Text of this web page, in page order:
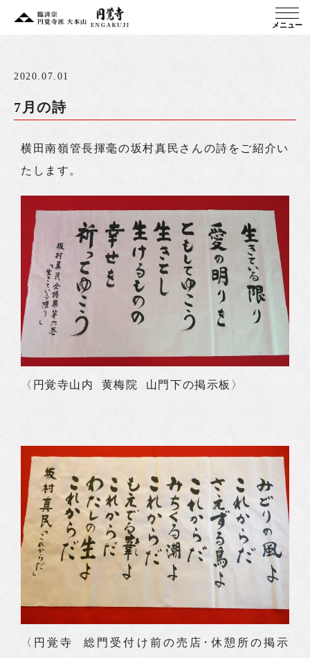
メニュー
2020.07.01
7月の詩
横田南嶺管長揮毫の坂村真民さんの詩をご紹介い
たします。
〈円覚寺山内 黄梅院 山門下の掲示板〉
〈円覚寺 総門受付け前の売店･休憩所の掲示